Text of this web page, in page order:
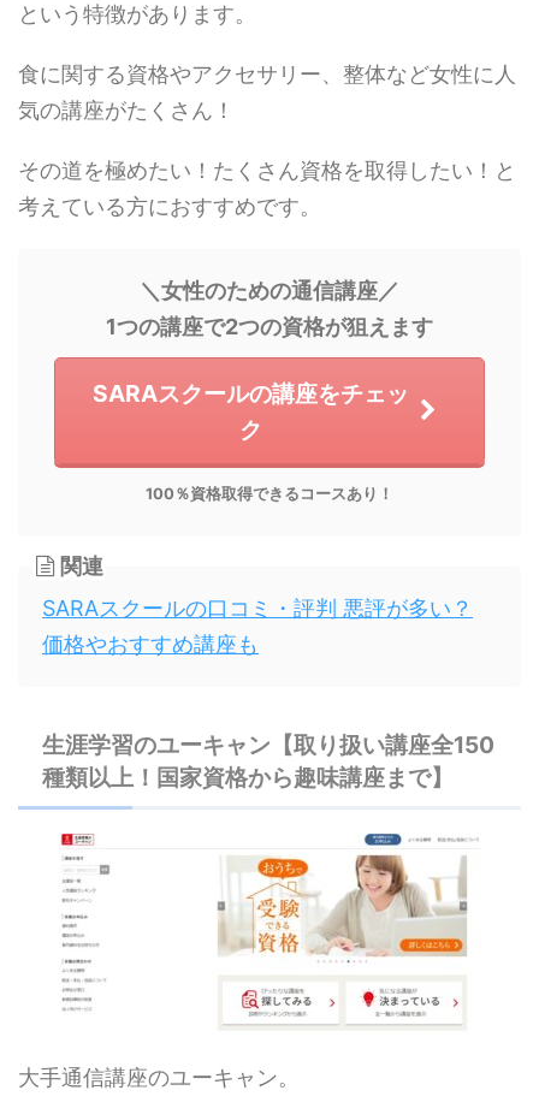
という特徴があります。
食に関する資格やアクセサリー、整体など女性に人
気の講座がたくさん！
その道を極めたい！たくさん資格を取得したい！と
考えている方におすすめです。
＼女性のための通信講座／
1つの講座で2つの資格が狙えます
SARAスクールの講座をチェッ
ク
100％資格取得できるコースあり！
関連
SARAスクールの口コミ・評判 悪評が多い？
価格やおすすめ講座も
生涯学習のユーキャン【取り扱い講座全150
種類以上！国家資格から趣味講座まで】
大手通信講座のユーキャン。